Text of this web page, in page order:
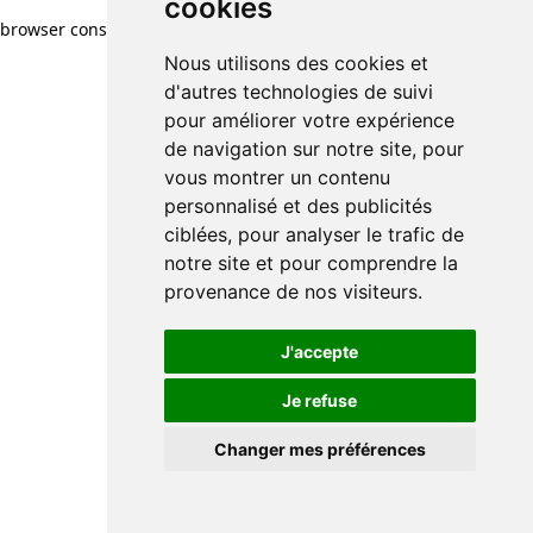
cookies
Nous utilisons des cookies et
d'autres technologies de suivi
pour améliorer votre expérience
de navigation sur notre site, pour
vous montrer un contenu
personnalisé et des publicités
ciblées, pour analyser le trafic de
notre site et pour comprendre la
provenance de nos visiteurs.
J'accepte
Je refuse
Changer mes préférences
browser console for more information)